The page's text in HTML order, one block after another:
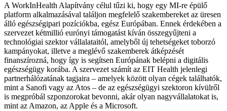
A WorkInHealth Alapítvány célul tűzi ki, hogy egy MI-re épülő
platform alkalmazásával találjon megfelelő szakembereket az üresen
álló egészségipari pozíciókba, egész Európában. Ennek érdekében a
szervezet kétmillió eurónyi támogatást kíván összegyűjteni a
technológiai szektor vállalataitól, amelyből új tehetségeket toborzó
kampányokat, illetve a meglévő szakemberek átképzését
finanszírozná, hogy így is segítsen Európának belépni a digitális
egészségügy korába. A szervezet számít az EIT Health jelenlegi
partnerhálózatának tagjaira – amelyek között olyan cégek találhatók,
mint a Sanofi vagy az Atos – de az egészségügyi szektoron kívülről
is megpróbál szponzorokat bevonni, akár olyan nagyvállalatokat is,
mint az Amazon, az Apple és a Microsoft.